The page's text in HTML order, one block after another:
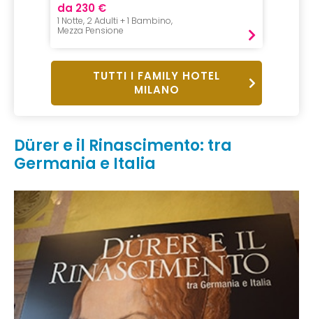
da 230 €
1 Notte, 2 Adulti + 1 Bambino,
Mezza Pensione
TUTTI I FAMILY HOTEL
MILANO
Dürer e il Rinascimento: tra
Germania e Italia